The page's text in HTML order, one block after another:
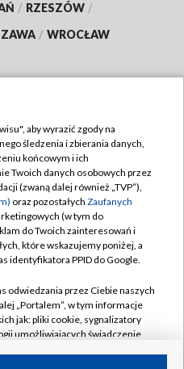
/ RZESZÓW /
/ WROCŁAW
TVP
zgody
aby wyrazić zgody na
śledzenia i zbierania danych,
końcowym i ich
Twoich danych osobowych przez
(zwaną dalej również „TVP”),
oraz pozostałych Zaufanych
(w tym do
do Twoich zainteresowań i
które wskazujemy poniżej, a
identyfikatora PPID do Google.
odwiedzania przez Ciebie naszych
„Portalem”, w tym informacje
jak: pliki cookie, sygnalizatory
umożliwiających świadczenie